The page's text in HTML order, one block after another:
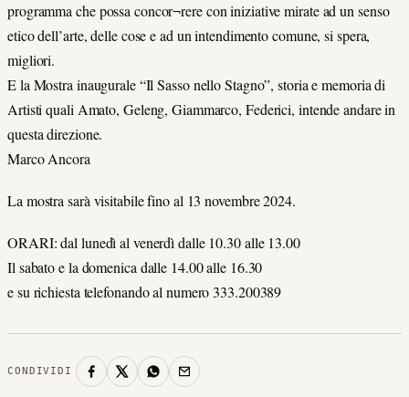
programma che possa concor¬rere con iniziative mirate ad un senso
etico dell’arte, delle cose e ad un intendimento comune, si spera,
migliori.
E la Mostra inaugurale “Il Sasso nello Stagno”, storia e memoria di
Artisti quali Amato, Geleng, Giammarco, Federici, intende andare in
questa direzione.
Marco Ancora
La mostra sarà visitabile fino al 13 novembre 2024.
ORARI: dal lunedì al venerdì dalle 10.30 alle 13.00
Il sabato e la domenica dalle 14.00 alle 16.30
e su richiesta telefonando al numero 333.200389
CONDIVIDI